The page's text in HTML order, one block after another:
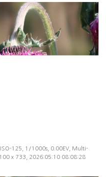
125, 1/1000s, 0.00EV, Multi-
x 733, 2026:05:10 08:08:28